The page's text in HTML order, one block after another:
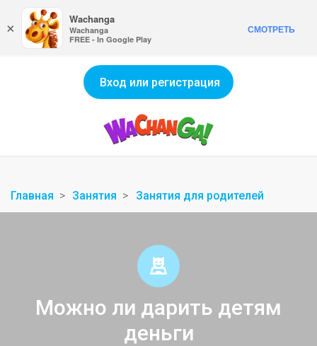
Вход или регистрация
Главная Занятия Занятия для родителей
Можно ли дарить детям
деньги
×
Wachanga
Wachanga
FREE - In Google Play
СМОТРЕТЬ